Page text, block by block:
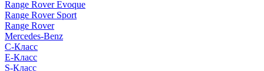
Range Rover Evoque
Range Rover Sport
Range Rover
Mercedes-Benz
C-Класс
E-Класс
S-Класс